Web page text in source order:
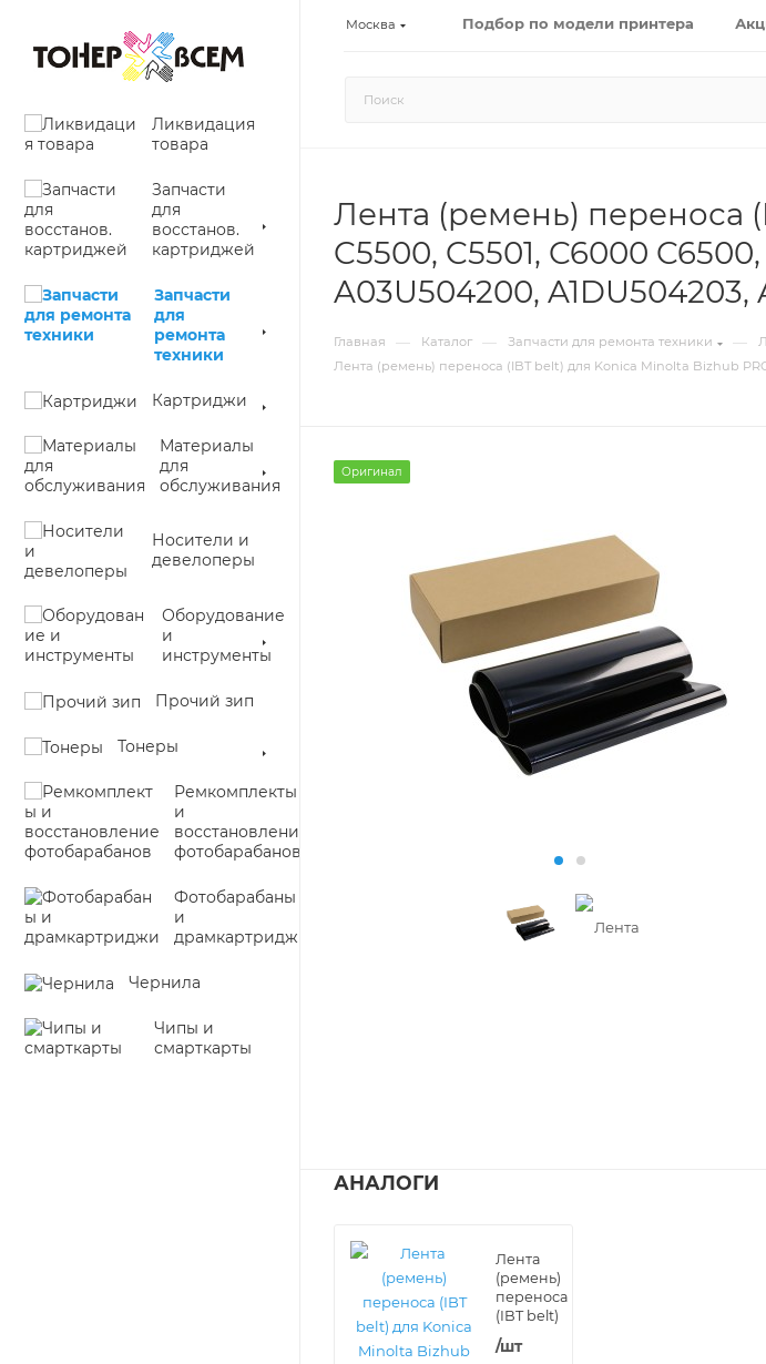
Москва Подбор по модели принтера
Ликвидация
товара
Запчасти
для
восстанов.
картриджей
Запчасти
для
ремонта
техники
Картриджи
Материалы
для
обслуживания
Носители и
девелоперы
Оборудование
и
инструменты
Прочий зип
Тонеры
Ремкомплекты
и
восстановление
фотобарабанов
Фотобарабаны
и
драмкартриджи
Чернила
Чипы и
смарткарты
Лента (ремень) переноса
C5500, C5501, C6000
A03U504200, A1DU504203,
Главная — Каталог — Запчасти для ремонта техники —
Лента (ремень) переноса (IBT belt) для Konica Minolta Bizhub PRO
Оригинал
АНАЛОГИ
Лента
(ремень)
переноса
(IBT belt)
для
Konica
/шт